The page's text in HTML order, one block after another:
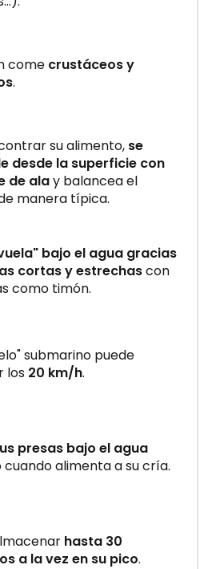
come crustáceos y
.
su alimento, se
desde la superficie con
de alay balancea el
manera típica.
bajo el agua gracias
cortas y estrechascon
como timón.
submarino puede
los 20 km/h.
presas bajo el agua
alimenta a su cría.
hasta 30
a la vez en su pico.